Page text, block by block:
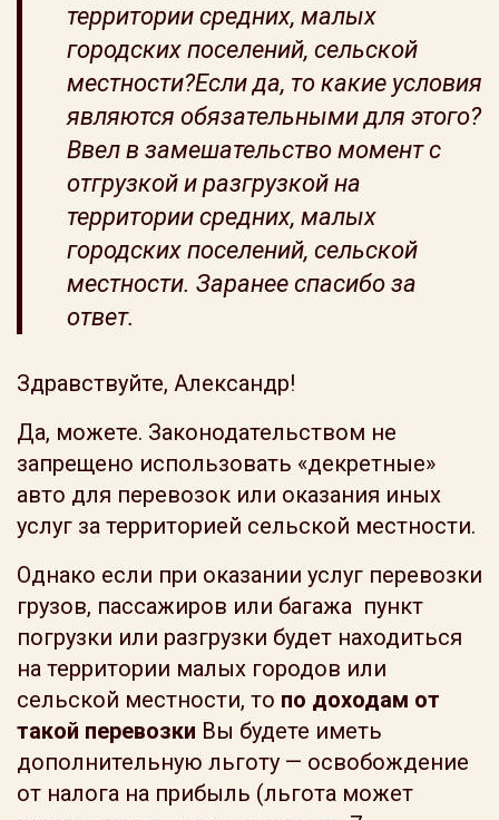
территории средних, малых
городских поселений, сельской
местности?Если да, то какие условия
являются обязательными для этого?
Ввел в замешательство момент с
отгрузкой и разгрузкой на
территории средних, малых
городских поселений, сельской
местности. Заранее спасибо за
ответ.
Здравствуйте, Александр!
Да, можете. Законодательством не
запрещено использовать «декретные»
авто для перевозок или оказания иных
услуг за территорией сельской местности.
Однако если при оказании услуг перевозки
грузов, пассажиров или багажа пункт
погрузки или разгрузки будет находиться
на территории малых городов или
сельской местности, то по доходам от
такой перевозки Вы будете иметь
дополнительную льготу — освобождение
от налога на прибыль (льгота может